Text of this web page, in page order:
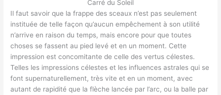
Carré du Soleil
Il faut savoir que la frappe des sceaux n’est pas seulement
instituée de telle façon qu’aucun empêchement à son utilité
n’arrive en raison du temps, mais encore pour que toutes
choses se fassent au pied levé et en un moment. Cette
impression est concomitante de celle des vertus célestes.
Telles les impressions célestes et les influences astrales qui se
font supernaturellement, très vite et en un moment, avec
autant de rapidité que la flèche lancée par l’arc, ou la balle par